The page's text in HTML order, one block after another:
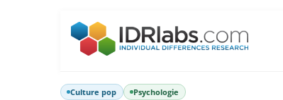
Culture pop Psychologie